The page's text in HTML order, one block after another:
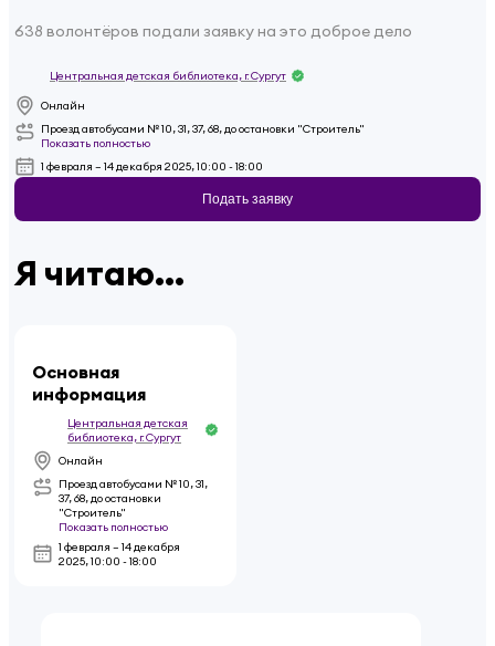
638 волонтёров подали заявку на это доброе дело
Центральная детская библиотека, г. Сургут
Онлайн
Проезд автобусами № 10, 31, 37, 68, до остановки "Строитель"
Показать полностью
1 февраля – 14 декабря 2025, 10:00 - 18:00
Подать заявку
Я читаю...
Основная
информация
Центральная детская
библиотека, г. Сургут
Онлайн
Проезд автобусами № 10, 31,
37, 68, до остановки
"Строитель"
Показать полностью
1 февраля – 14 декабря
2025,10:00 - 18:00